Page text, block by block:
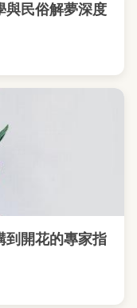
與民俗解夢深度
到開花的專家指